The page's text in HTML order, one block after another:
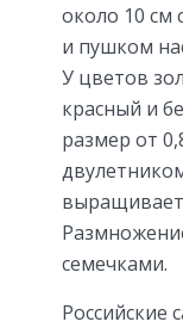
около 10 см
и пушком
У цветов
красный и
размер от
семечками.
Российские